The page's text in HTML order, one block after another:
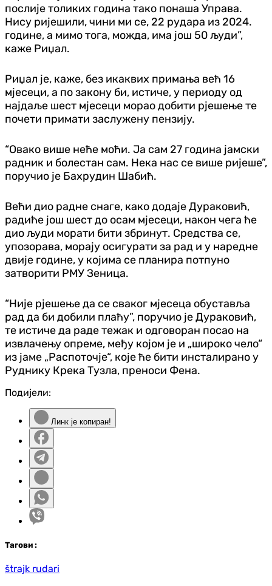
послије толиких година тако понаша Управа.
Нису ријешили, чини ми се, 22 рудара из 2024.
године, а мимо тога, можда, има још 50 људи”,
каже Риџал.
Риџал је, каже, без икаквих примања већ 16
мјесеци, а по закону би, истиче, у периоду од
најдаље шест мјесеци морао добити рјешење те
почети примати заслужену пензију.
“Овако више неће моћи. Ја сам 27 година јамски
радник и болестан сам. Нека нас се више ријеше”,
поручио је Бахрудин Шабић.
Већи дио радне снаге, како додаје Дураковић,
радиће још шест до осам мјесеци, након чега ће
дио људи морати бити збринут. Средства се,
упозорава, морају осигурати за рад и у наредне
двије године, у којима се планира потпуно
затворити РМУ Зеница.
“Није рјешење да се сваког мјесеца обуставља
рад да би добили плаћу”, поручио је Дураковић,
те истиче да раде тежак и одговоран посао на
извлачењу опреме, међу којом је и „широко чело“
из јаме „Распоточје“, које ће бити инсталирано у
Руднику Крека Тузла, преноси Фена.
Подијели:
Линк је копиран!
Тагови :
štrajk rudari